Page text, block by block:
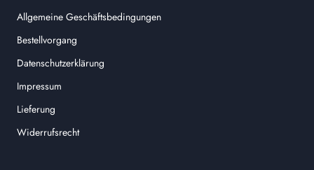
Allgemeine Geschäftsbedingungen
Bestellvorgang
Datenschutzerklärung
Impressum
Lieferung
Widerrufsrecht